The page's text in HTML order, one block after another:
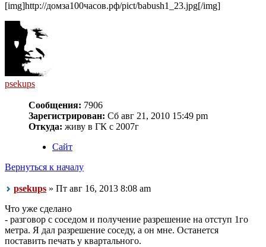
[img]http://домза100часов.рф/pict/babush1_23.jpg[/img]
psekups
Сообщения: 7906
Зарегистрирован: Сб авг 21, 2010 15:49 pm
Откуда: живу в ГК с 2007г
Сайт
Вернуться к началу
psekups » Пт авг 16, 2013 8:08 am
Что уже сделано
- разговор с соседом и получение разрешение на отступ 1го
метра. Я дал разрешение соседу, а он мне. Останется
поставить печать у квартального.